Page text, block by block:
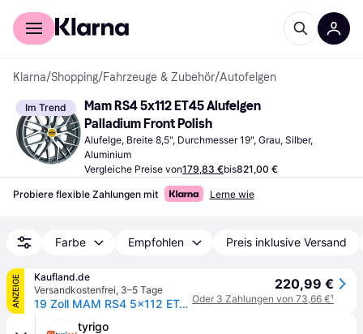
Für Shopper
Klarna/Shopping/Fahrzeuge & Zubehör/Autofelgen
Im Trend
Mam RS4 5x112 ET45 Alufelgen
Palladium Front Polish
Alufelge, Breite 8,5", Durchmesser 19", Grau, Silber,
Aluminium
Vergleiche Preise von179,83 €bis821,00 €
Probiere flexible Zahlungen mit Lerne wie
Farbe Empfohlen Preis inklusive Versand
ANZEIGE
Kaufland.de
Versandkostenfrei, 3–5 Tage
19 Zoll MAM RS4 5x112 ET45 Alufelgen PALLADIUM FRONT POLISH
220,99 €
Oder 3 Zahlungen von 73,66 €¹
tyrigo